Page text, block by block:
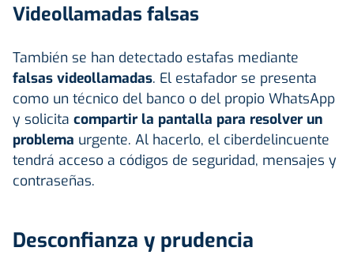
Videollamadas falsas
También se han detectado estafas mediante
falsas videollamadas. El estafador se presenta
como un técnico del banco o del propio WhatsApp
y solicita compartir la pantalla para resolver un
problema urgente. Al hacerlo, el ciberdelincuente
tendrá acceso a códigos de seguridad, mensajes y
contraseñas.
Desconfianza y prudencia